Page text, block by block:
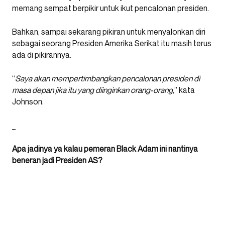
memang sempat berpikir untuk ikut pencalonan presiden.
Bahkan, sampai sekarang pikiran untuk menyalonkan diri
sebagai seorang Presiden Amerika Serikat itu masih terus
ada di pikirannya.
“Saya akan mempertimbangkan pencalonan presiden di
masa depan jika itu yang diinginkan orang-orang,” kata
Johnson.
Apa jadinya ya kalau pemeran Black Adam ini nantinya
beneran jadi Presiden AS?